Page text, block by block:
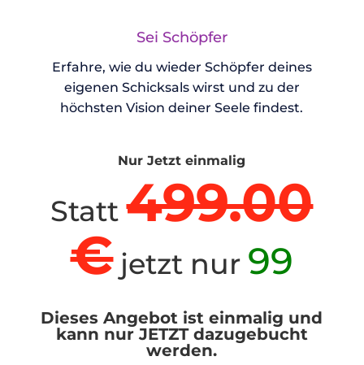
Sei Schöpfer
Erfahre, wie du wieder Schöpfer deines
eigenen Schicksals wirst und zu der
höchsten Vision deiner Seele findest.
Nur Jetzt einmalig
Statt499.00
€jetzt nur 99
Dieses Angebot ist einmalig und
kann nur JETZT dazugebucht
werden.